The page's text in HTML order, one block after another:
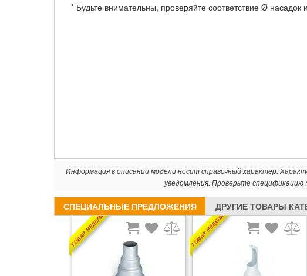
* Будьте внимательны, проверяйте соответствие Ø насадок
Информация в описании модели носит справочный характер.
уведомления. Проверьте спецификацию
СПЕЦИАЛЬНЫЕ ПРЕДЛОЖЕНИЯ ДРУГИЕ ТОВАРЫ
ТОВАР НЕДЕЛИ ТОВАР НЕДЕЛИ